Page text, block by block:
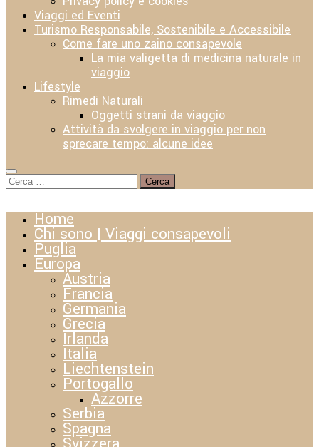
Viaggi ed Eventi
Turismo Responsabile, Sostenibile e Accessibile
Come fare uno zaino consapevole
La mia valigetta di medicina naturale in
viaggio
Lifestyle
Rimedi Naturali
Oggetti strani da viaggio
Attività da svolgere in viaggio per non
sprecare tempo: alcune idee
Ricerca
per:
Home
Chi sono | Viaggi consapevoli
Puglia
Europa
Austria
Francia
Germania
Grecia
Irlanda
Italia
Liechtenstein
Portogallo
Azzorre
Serbia
Spagna